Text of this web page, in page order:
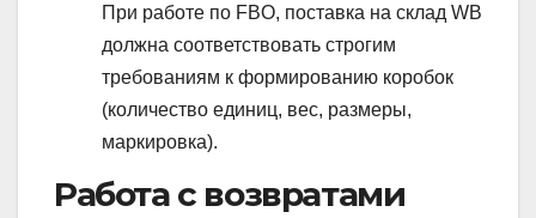
При работе по FBO, поставка на склад WB
должна соответствовать строгим
требованиям к формированию коробок
(количество единиц, вес, размеры,
маркировка).
Работа с возвратами